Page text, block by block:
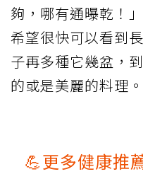
夠，哪有通曝乾！
希望很快可以看到
子再多種它幾盆，
的或是美麗的料理。
💪更多健康推